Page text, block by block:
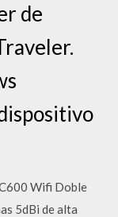
de
Wifi Doble
5dBi de alta